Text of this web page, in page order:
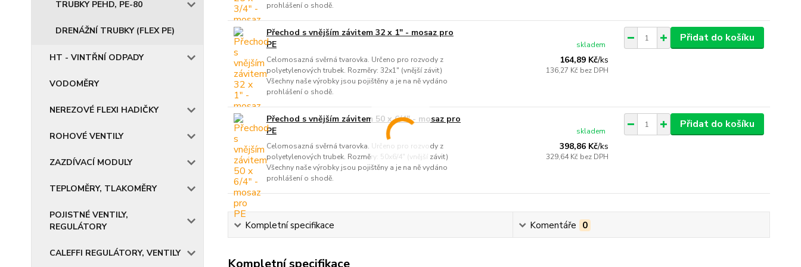
TRUBKY PEHD, PE-80
DRENÁŽNÍ TRUBKY (FLEX PE)
HT - VINTŘNÍ ODPADY
VODOMĚRY
NEREZOVÉ FLEXI HADIČKY
ROHOVÉ VENTILY
ZAZDÍVACÍ MODULY
TEPLOMĚRY, TLAKOMĚRY
POJISTNÉ VENTILY,
REGULÁTORY
CALEFFI REGULÁTORY, VENTILY
prohlášení o shodě.
Přechod s vnějším závitem 32 x 1" - mosaz pro
PE
Celomosazná svěrná tvarovka. Určeno pro rozvody z
polyetylenových trubek. Rozměry: 32x1" (vnější závit)
Všechny naše výrobky jsou pojištěny a je na ně vydáno
prohlášení o shodě.
164,89 Kč/ks
136,27 Kč bez DPH
skladem
Přidat do košíku
Přechod s vnějším závitem 50 x 6/4" - mosaz pro
PE
Celomosazná svěrná tvarovka. Určeno pro rozvody z
polyetylenových trubek. Rozměry: 50x6/4" (vnější závit)
Všechny naše výrobky jsou pojištěny a je na ně vydáno
prohlášení o shodě.
398,86 Kč/ks
329,64 Kč bez DPH
skladem
Přidat do košíku
Kompletní specifikace Komentáře 0
Kompletní specifikace